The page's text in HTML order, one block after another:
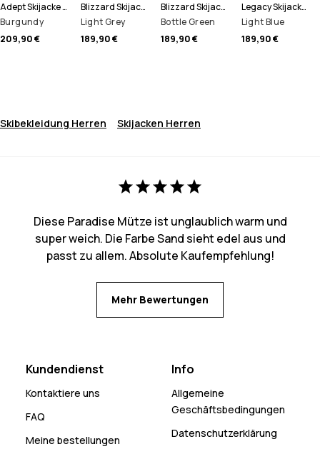
Adept Skijacke Herren
Burgundy
209,90 €
Blizzard Skijacke Herren
Light Grey
189,90 €
Blizzard Skijacke Herren
Bottle Green
189,90 €
Legacy Skijacke Herren
Light Blue
189,90 €
Skibekleidung Herren Skijacken Herren
Diese Paradise Mütze ist unglaublich warm und
super weich. Die Farbe Sand sieht edel aus und
passt zu allem. Absolute Kaufempfehlung!
Mehr Bewertungen
Kundendienst
Kontaktiere uns
FAQ
Meine bestellungen
Info
Allgemeine
Geschäftsbedingungen
Datenschutzerklärung